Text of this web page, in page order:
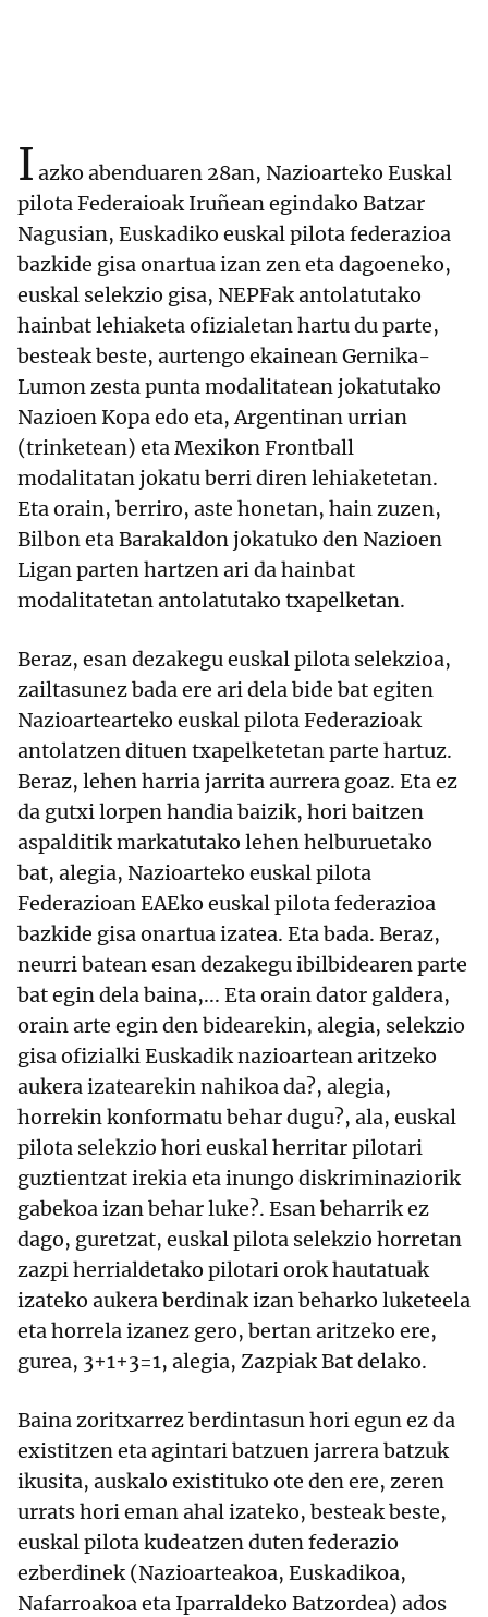
I azko abenduaren 28an, Nazioarteko Euskal
pilota Federaioak Iruñean egindako Batzar
Nagusian, Euskadiko euskal pilota federazioa
bazkide gisa onartua izan zen eta dagoeneko,
euskal selekzio gisa, NEPFak antolatutako
hainbat lehiaketa ofizialetan hartu du parte,
besteak beste, aurtengo ekainean Gernika-
Lumon zesta punta modalitatean jokatutako
Nazioen Kopa edo eta, Argentinan urrian
(trinketean) eta Mexikon Frontball
modalitatan jokatu berri diren lehiaketetan.
Eta orain, berriro, aste honetan, hain zuzen,
Bilbon eta Barakaldon jokatuko den Nazioen
Ligan parten hartzen ari da hainbat
modalitatetan antolatutako txapelketan.
Beraz, esan dezakegu euskal pilota selekzioa,
zailtasunez bada ere ari dela bide bat egiten
Nazioartearteko euskal pilota Federazioak
antolatzen dituen txapelketetan parte hartuz.
Beraz, lehen harria jarrita aurrera goaz. Eta ez
da gutxi lorpen handia baizik, hori baitzen
aspalditik markatutako lehen helburuetako
bat, alegia, Nazioarteko euskal pilota
Federazioan EAEko euskal pilota federazioa
bazkide gisa onartua izatea. Eta bada. Beraz,
neurri batean esan dezakegu ibilbidearen parte
bat egin dela baina,... Eta orain dator galdera,
orain arte egin den bidearekin, alegia, selekzio
gisa ofizialki Euskadik nazioartean aritzeko
aukera izatearekin nahikoa da?, alegia,
horrekin konformatu behar dugu?, ala, euskal
pilota selekzio hori euskal herritar pilotari
guztientzat irekia eta inungo diskriminaziorik
gabekoa izan behar luke?. Esan beharrik ez
dago, guretzat, euskal pilota selekzio horretan
zazpi herrialdetako pilotari orok hautatuak
izateko aukera berdinak izan beharko luketeela
eta horrela izanez gero, bertan aritzeko ere,
gurea, 3+1+3=1, alegia, Zazpiak Bat delako.
Baina zoritxarrez berdintasun hori egun ez da
existitzen eta agintari batzuen jarrera batzuk
ikusita, auskalo existituko ote den ere, zeren
urrats hori eman ahal izateko, besteak beste,
euskal pilota kudeatzen duten federazio
ezberdinek (Nazioarteakoa, Euskadikoa,
Nafarroakoa eta Iparraldeko Batzordea) ados